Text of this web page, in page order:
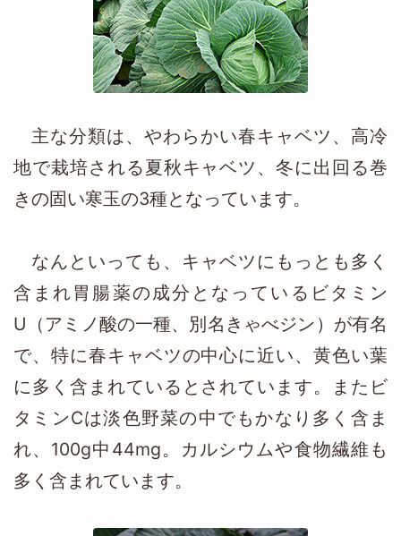
主な分類は、やわらかい春キャベツ、高冷
地で栽培される夏秋キャベツ、冬に出回る巻
きの固い寒玉の3種となっています。
なんといっても、キャベツにもっとも多く
含まれ胃腸薬の成分となっているビタミン
U（アミノ酸の一種、別名きゃべジン）が有名
で、特に春キャベツの中心に近い、黄色い葉
に多く含まれているとされています。またビ
タミンCは淡色野菜の中でもかなり多く含ま
れ、100g中44mg。カルシウムや食物繊維も
多く含まれています。